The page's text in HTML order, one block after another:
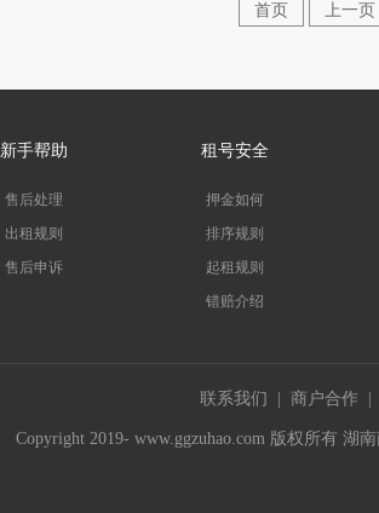
首页 上一页
新手帮助
售后处理
出租规则
售后申诉
租号安全
押金如何
排序规则
起租规则
错赔介绍
联系我们 商户合作
Copyright 2019- www.ggzuhao.com 版权所有 湖